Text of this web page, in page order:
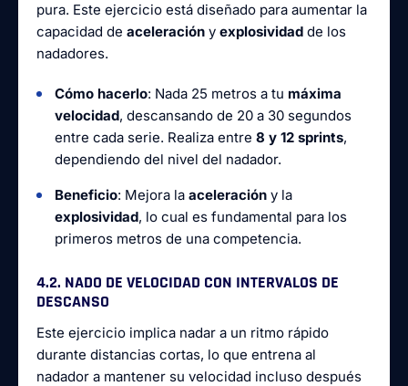
pura. Este ejercicio está diseñado para aumentar la
capacidad de aceleración y explosividad de los
nadadores.
Cómo hacerlo: Nada 25 metros a tu máxima
velocidad, descansando de 20 a 30 segundos
entre cada serie. Realiza entre 8 y 12 sprints,
dependiendo del nivel del nadador.
Beneficio: Mejora la aceleración y la
explosividad, lo cual es fundamental para los
primeros metros de una competencia.
4.2. NADO DE VELOCIDAD CON INTERVALOS DE
DESCANSO
Este ejercicio implica nadar a un ritmo rápido
durante distancias cortas, lo que entrena al
nadador a mantener su velocidad incluso después